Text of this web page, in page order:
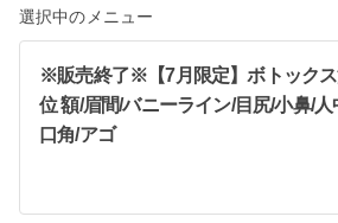
選択中のメニュー
※販売終了※【7月限定】ボトック
位 額/眉間/バニーライン/目尻/小鼻/
口角/アゴ